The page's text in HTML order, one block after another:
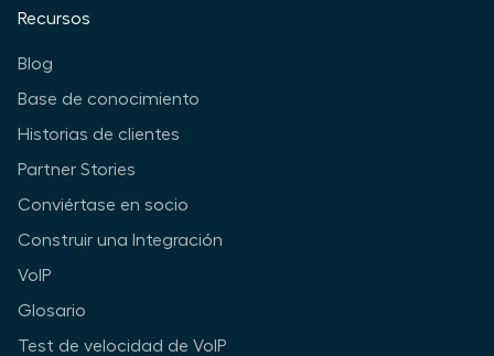
Recursos
Blog
Base de conocimiento
Historias de clientes
Partner Stories
Conviértase en socio
Construir una Integración
VoIP
Glosario
Test de velocidad de VoIP